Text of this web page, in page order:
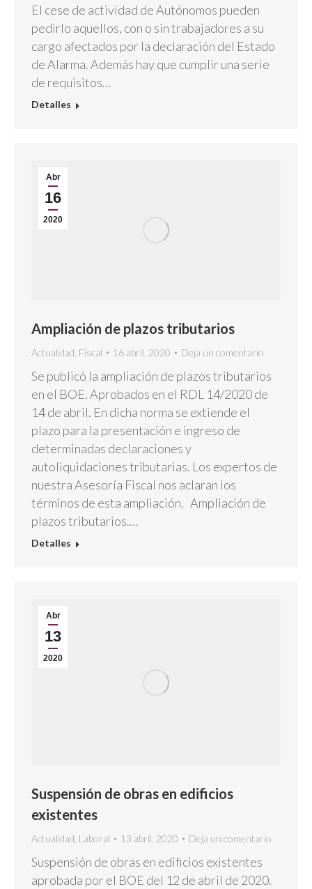
El cese de actividad de Autónomos pueden
pedirlo aquellos, con o sin trabajadores a su
cargo afectados por la declaración del Estado
de Alarma. Además hay que cumplir una serie
de requisitos…
Detalles
Abr
16
2020
Ampliación de plazos tributarios
Actualidad Fiscal 16 abril, 2020 Deja un comentario
Se publicó la ampliación de plazos tributarios
en el BOE. Aprobados en el RDL 14/2020 de
14 de abril. En dicha norma se extiende el
plazo para la presentación e ingreso de
determinadas declaraciones y
autoliquidaciones tributarias. Los expertos de
nuestra Asesoría Fiscal nos aclaran los
términos de esta ampliación. Ampliación de
plazos tributarios.…
Detalles
Abr
13
2020
Suspensión de obras en edificios
existentes
Actualidad Laboral 13 abril, 2020 Deja un comentario
Suspensión de obras en edificios existentes
aprobada por el BOE del 12 de abril de 2020.